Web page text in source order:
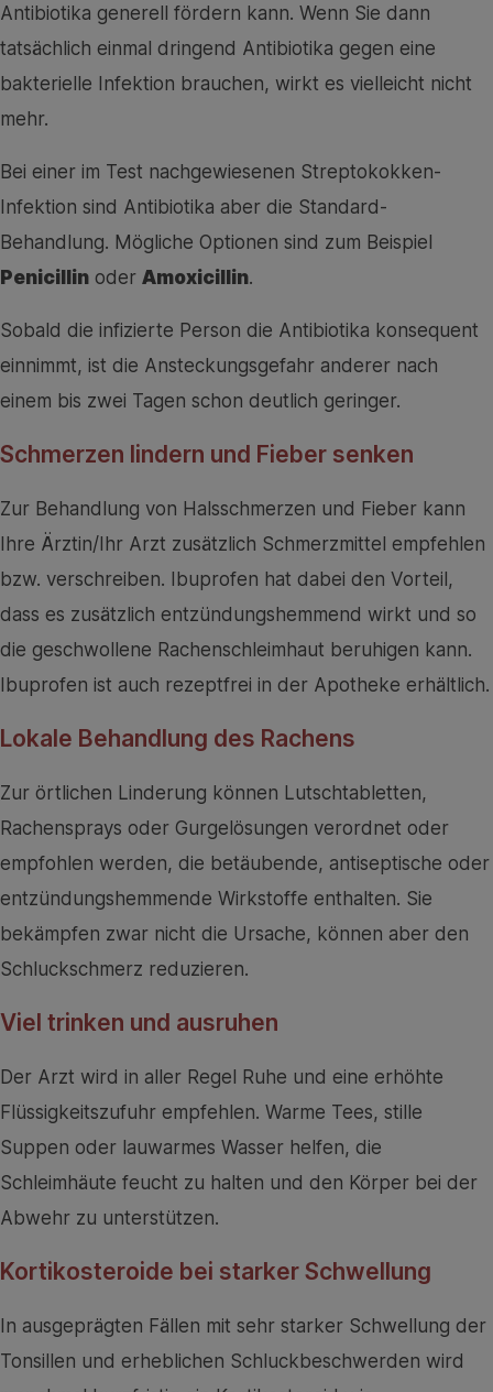
Antibiotika generell fördern kann. Wenn Sie dann
tatsächlich einmal dringend Antibiotika gegen eine
bakterielle Infektion brauchen, wirkt es vielleicht nicht
mehr.
Bei einer im Test nachgewiesenen Streptokokken-
Infektion sind Antibiotika aber die Standard-
Behandlung. Mögliche Optionen sind zum Beispiel
Penicillin oder Amoxicillin.
Sobald die infizierte Person die Antibiotika konsequent
einnimmt, ist die Ansteckungsgefahr anderer nach
einem bis zwei Tagen schon deutlich geringer.
Schmerzen lindern und Fieber senken
Zur Behandlung von Halsschmerzen und Fieber kann
Ihre Ärztin/Ihr Arzt zusätzlich Schmerzmittel empfehlen
bzw. verschreiben. Ibuprofen hat dabei den Vorteil,
dass es zusätzlich entzündungshemmend wirkt und so
die geschwollene Rachenschleimhaut beruhigen kann.
Ibuprofen ist auch rezeptfrei in der Apotheke erhältlich.
Lokale Behandlung des Rachens
Zur örtlichen Linderung können Lutschtabletten,
Rachensprays oder Gurgelösungen verordnet oder
empfohlen werden, die betäubende, antiseptische oder
entzündungshemmende Wirkstoffe enthalten. Sie
bekämpfen zwar nicht die Ursache, können aber den
Schluckschmerz reduzieren.
Viel trinken und ausruhen
Der Arzt wird in aller Regel Ruhe und eine erhöhte
Flüssigkeitszufuhr empfehlen. Warme Tees, stille
Suppen oder lauwarmes Wasser helfen, die
Schleimhäute feucht zu halten und den Körper bei der
Abwehr zu unterstützen.
Kortikosteroide bei starker Schwellung
In ausgeprägten Fällen mit sehr starker Schwellung der
Tonsillen und erheblichen Schluckbeschwerden wird